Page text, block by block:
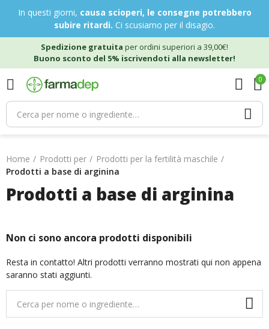
In questi giorni, causa scioperi, le consegne potrebbero
subire ritardi. Ci scusiamo per il disagio.
Spedizione gratuita per ordini superiori a 39,00€!
Buono sconto del 5% iscrivendoti alla newsletter!
0
Home Prodotti per
Prodotti per la fertilità maschile
Prodotti a base di arginina
Prodotti a base di arginina
Non ci sono ancora prodotti disponibili
Resta in contatto! Altri prodotti verranno mostrati qui non appena
saranno stati aggiunti.